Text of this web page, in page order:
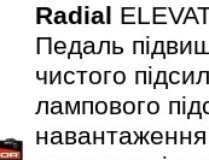
Radial
Педаль
чистого
лампового